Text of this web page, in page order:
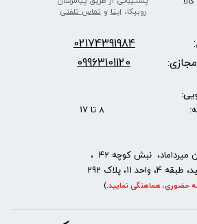
روبیکا، ایتا و تماس تلفنی
تماس: 02174391984
09963101120
8 تا 17
نبش کوچه 42 ،
11، پلاک 292
حضوری، هماهنگی نمایید.
)